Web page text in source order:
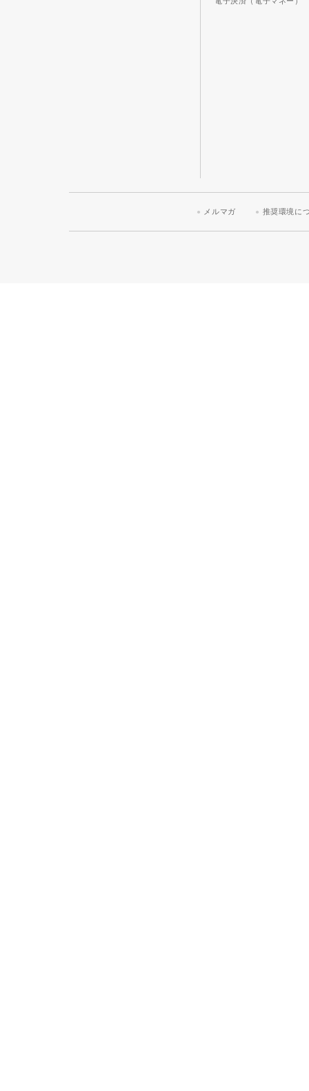
メルマガ 推奨環境に